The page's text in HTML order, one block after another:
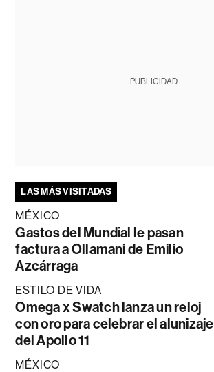
PUBLICIDAD
LAS MÁS VISITADAS
MÉXICO
Gastos del Mundial le pasan
factura a Ollamani de Emilio
Azcárraga
ESTILO DE VIDA
Omega x Swatch lanza un reloj
con oro para celebrar el alunizaje
del Apollo 11
MÉXICO